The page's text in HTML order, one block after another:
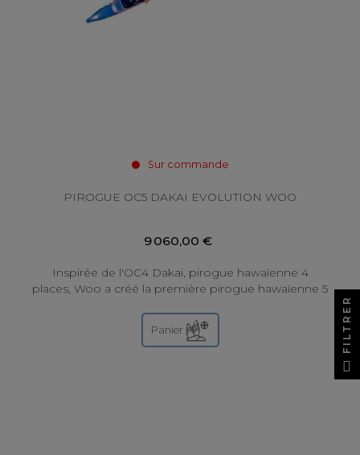
Sur commande
PIROGUE OC5 DAKAI EVOLUTION WOO
9 060,00 €
Inspirée de l'OC4 Dakai, pirogue hawaïenne 4
places, Woo a créé la première pirogue hawaïenne 5
Panier FILTRER